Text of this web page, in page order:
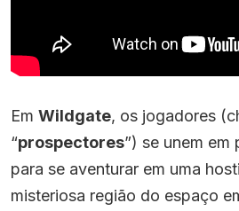
Em Wildgate, os jogadores
“prospectores”) se unem em
para se aventurar em uma
misteriosa região do espaço